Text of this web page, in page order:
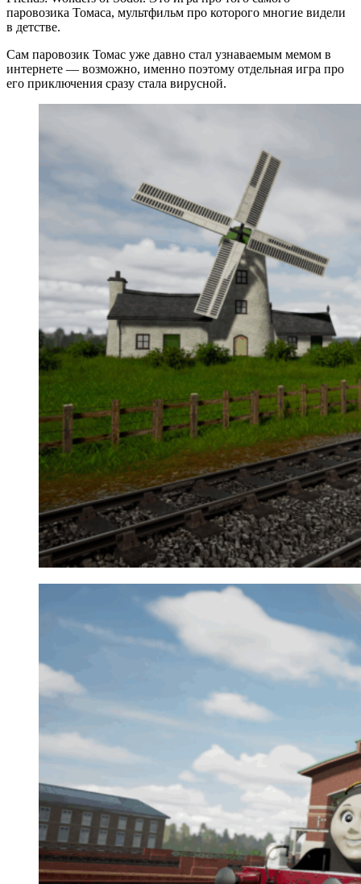
паровозика Томаса, мультфильм про которого многие видели
в детстве.
Сам паровозик Томас уже давно стал узнаваемым мемом в
интернете — возможно, именно поэтому отдельная игра про
его приключения сразу стала вирусной.